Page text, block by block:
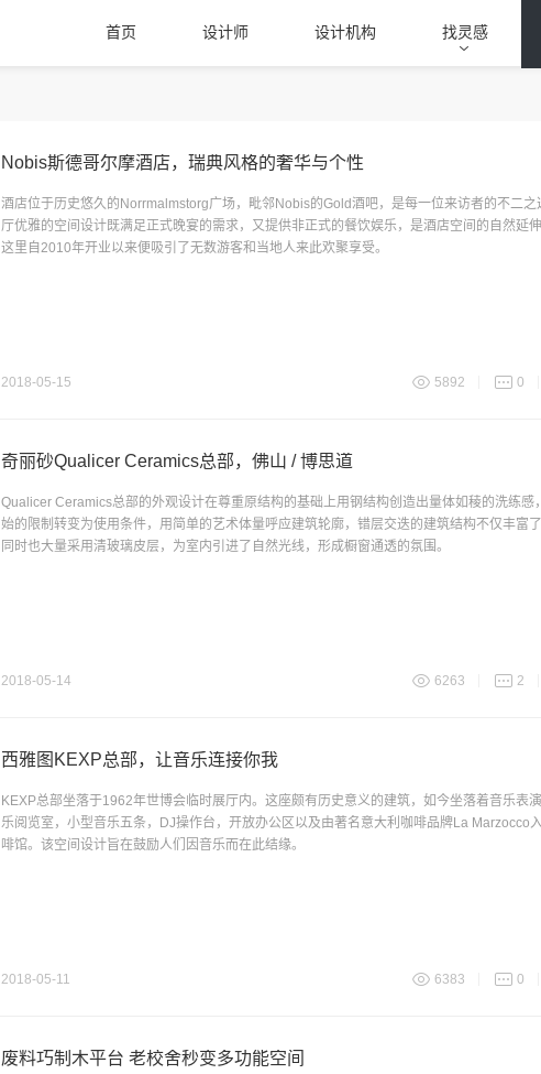
首页 设计师 设计机构 找灵感
Nobis斯德哥尔摩酒店，瑞典风格的奢华与个性
酒店位于历史悠久的Norrmalmstorg广场，毗邻Nobis的Gold酒吧，是每一位来访者的不二之
厅优雅的空间设计既满足正式晚宴的需求，又提供非正式的餐饮娱乐，是酒店空间的自然延伸
这里自2010年开业以来便吸引了无数游客和当地人来此欢聚享受。
2018-05-15 5892 0
奇丽砂Qualicer Ceramics总部，佛山 / 博思道
Qualicer Ceramics总部的外观设计在尊重原结构的基础上用钢结构创造出量体如稜的洗练感
始的限制转变为使用条件，用简单的艺术体量呼应建筑轮廓，错层交迭的建筑结构不仅丰富了
同时也大量采用清玻璃皮层，为室内引进了自然光线，形成橱窗通透的氛围。
2018-05-14 6263 2
西雅图KEXP总部，让音乐连接你我
KEXP总部坐落于1962年世博会临时展厅内。这座颇有历史意义的建筑，如今坐落着音乐表
乐阅览室，小型音乐五条，DJ操作台，开放办公区以及由著名意大利咖啡品牌La Marzocco
啡馆。该空间设计旨在鼓励人们因音乐而在此结缘。
2018-05-11 6383 0
废料巧制木平台 老校舍秒变多功能空间